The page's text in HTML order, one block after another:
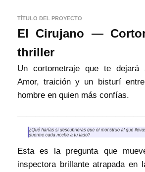
TÍTULO DEL PROYECTO
El Cirujano —
thriller
Un cortometraje que te dejará
Amor, traición y un bisturí
hombre en quien más confías.
Esta es la pregunta que
inspectora brillante atrapada en